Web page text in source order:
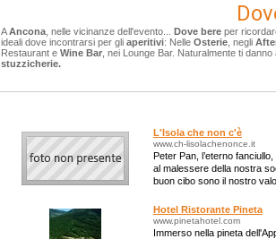
AAncona , nelle vicinanze dell'evento... Dove bere per
ideali dove incontrarsi per gli aperitivi: Nelle Osterie , negli
Restaurant e Wine Bar , nei Lounge Bar. Naturalmente ti
stuzzicherie.
L'Isola che non c'è
www.ch-lisolachenonce.it
Peter Pan, l’eterno
al malessere della nostra
buon cibo sono il nostro
Hotel Ristorante Pineta
www.pinetahotel.com
Immerso nella pineta